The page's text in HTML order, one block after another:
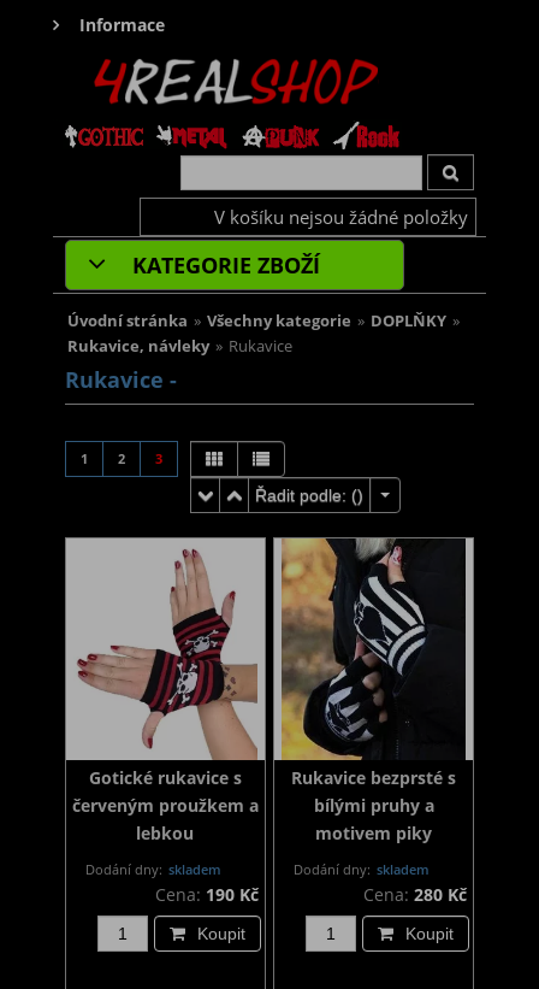
Informace
V košíku nejsou žádné položky
KATEGORIE ZBOŽÍ
Úvodní stránka » Všechny kategorie » DOPLŇKY »
Rukavice, návleky » Rukavice
Rukavice -
1 2 3
Řadit podle: ()
Gotické rukavice s
červeným proužkem a
lebkou
Dodání dny: skladem
Cena: 190 Kč
Koupit
Rukavice bezprsté s
bílými pruhy a
motivem piky
Dodání dny: skladem
Cena: 280 Kč
Koupit